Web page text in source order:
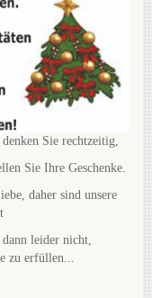
Sie rechtzeitig,
Sie Ihre Geschenke.
daher sind unsere
leider nicht,
zu erfüllen...